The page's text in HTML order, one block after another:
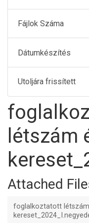
Fájlok Száma
Dátumkészítés
Utoljára frissített
létszám
Attached
foglalkoztatott